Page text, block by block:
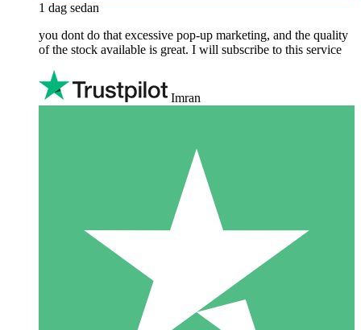
1 dag sedan
you dont do that excessive pop-up marketing, and the quality
of the stock available is great. I will subscribe to this service
Imran